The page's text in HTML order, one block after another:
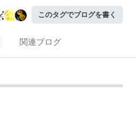
このタグでブログを書く
関連ブログ